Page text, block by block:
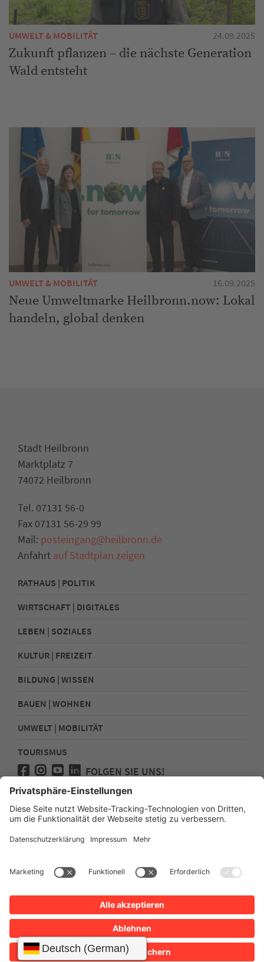
UMWELT & MOBILITÄT 24.09.2025
Zukunft pflanzen – die nächste Generation
Wald entsteht
UMWELT & MOBILITÄT 16.09.2025
Neue Umweltmarke Heilbronn.now: Lokal
handeln, global denken
Stadt Heilbronn
Marktplatz 7
74072 Heilbronn
Tel. 07131 56-0
Fax 07131 56-29 99
Mail: posteingang@heilbronn.de
Anfahrt auf Stadtplan zeigen
RATHAUS | POLITIK
WIRTSCHAFT | DIGITALES
LEBEN | SOZIALES
KULTUR | FREIZEIT
BILDUNG | WISSEN
BAUEN | WOHNEN
UMWELT | MOBILITÄT
TOURISMUS
FOLGEN SIE UNS!
Presse
Kontakt
Impressum
Sitemap